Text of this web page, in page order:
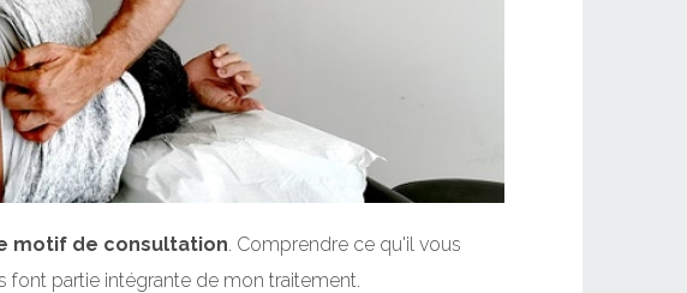
motif de consultation. Comprendre ce qu'il vous
partie intégrante de mon traitement.